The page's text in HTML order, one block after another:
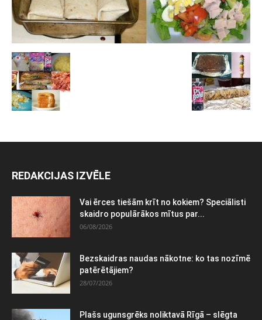
REDAKCIJAS IZVĒLE
Vai ērces tiešām krīt no kokiem? Speciālisti
skaidro populārākos mītus par...
06/08/2026
Bezskaidras naudas nākotne: ko tas nozīmē
patērētājiem?
28/07/2026
Plašs ugunsgrēks noliktavā Rīgā – slēgta